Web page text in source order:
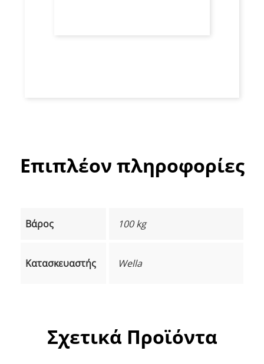
Επιπλέον πληροφορίες
Βάρος 100 kg
Κατασκευαστής Wella
Σχετικά Προϊόντα